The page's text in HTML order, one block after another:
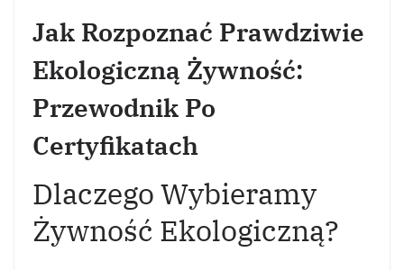
Jak Rozpoznać Prawdziwie
Ekologiczną Żywność:
Przewodnik Po
Certyfikatach
Dlaczego Wybieramy
Żywność Ekologiczną?